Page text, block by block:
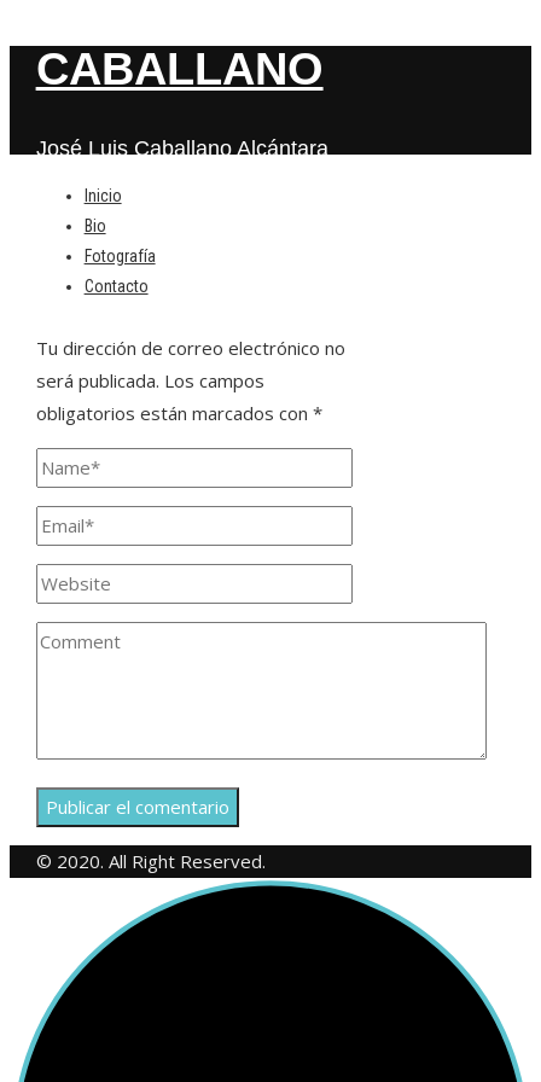
CABALLANO
José Luis Caballano Alcántara
Inicio
Bio
Fotografía
Contacto
Deja una respuesta
Tu dirección de correo electrónico no
será publicada. Los campos
obligatorios están marcados con *
© 2020. All Right Reserved.